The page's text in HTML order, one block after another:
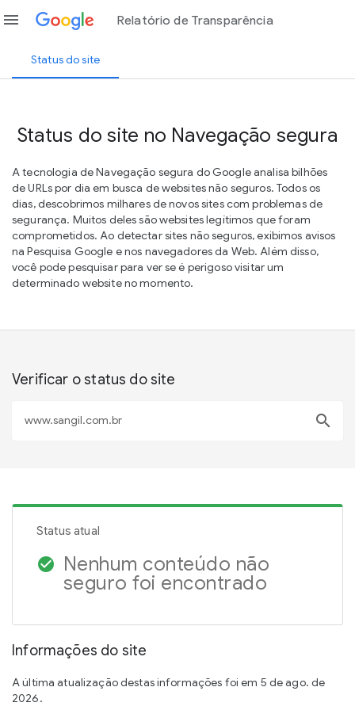
menu Relatório de Transparência
Status do site
Status do site no Navegação segura
A tecnologia de Navegação segura do Google analisa bilhões
de URLs por dia em busca de websites não seguros. Todos os
dias, descobrimos milhares de novos sites com problemas de
segurança. Muitos deles são websites legítimos que foram
comprometidos. Ao detectar sites não seguros, exibimos avisos
na Pesquisa Google e nos navegadores da Web. Além disso,
você pode pesquisar para ver se é perigoso visitar um
determinado website no momento.
Verificar o status do site
search
Status atual
check_circle Nenhum conteúdo não
seguro foi encontrado
Informações do site
A última atualização destas informações foi em 5 de ago. de
2026.